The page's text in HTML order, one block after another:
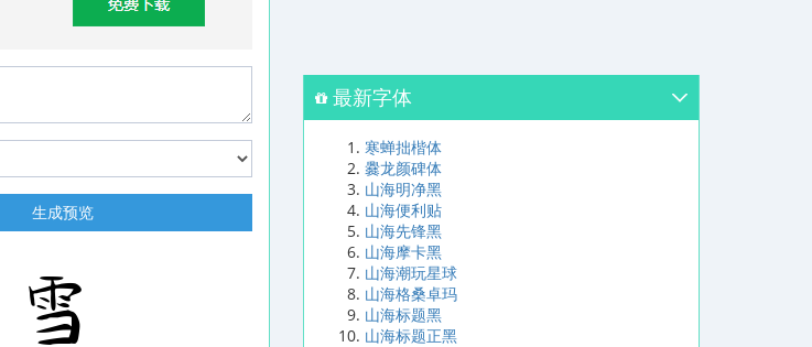
生成预览
最新字体
寒蝉拙楷体
爨龙颜碑体
山海明净黑
山海便利贴
山海先锋黑
山海摩卡黑
山海潮玩星球
山海格桑卓玛
山海标题黑
山海标题正黑